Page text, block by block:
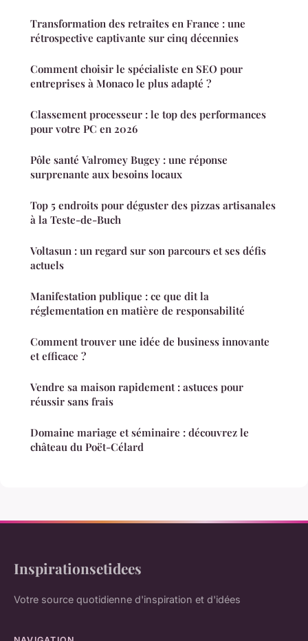
Transformation des retraites en France : une
rétrospective captivante sur cinq décennies
Comment choisir le spécialiste en SEO pour
entreprises à Monaco le plus adapté ?
Classement processeur : le top des performances
pour votre PC en 2026
Pôle santé Valromey Bugey : une réponse
surprenante aux besoins locaux
Top 5 endroits pour déguster des pizzas artisanales
à la Teste-de-Buch
Voltasun : un regard sur son parcours et ses défis
actuels
Manifestation publique : ce que dit la
réglementation en matière de responsabilité
Comment trouver une idée de business innovante
et efficace ?
Vendre sa maison rapidement : astuces pour
réussir sans frais
Domaine mariage et séminaire : découvrez le
château du Poët-Célard
Inspirationsetidees
Votre source quotidienne d'inspiration et d'idées